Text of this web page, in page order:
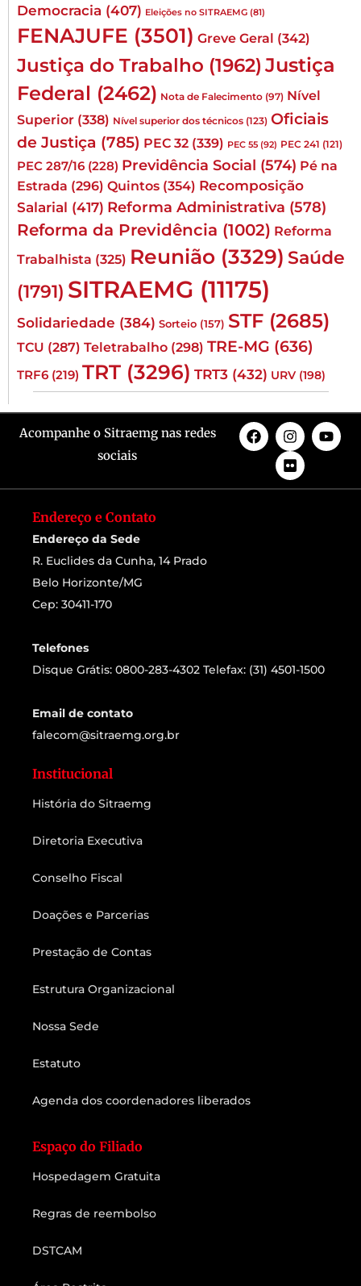
Democracia (407) Eleições no SITRAEMG (81)
FENAJUFE (3501) Greve Geral (342)
Justiça do Trabalho (1962) Justiça
Federal (2462) Nota de Falecimento (97) Nível
Superior (338) Nível superior dos técnicos (123) Oficiais
de Justiça (785) PEC 32 (339) PEC 55 (92) PEC 241 (121)
PEC 287/16 (228) Previdência Social (574) Pé na
Estrada (296) Quintos (354) Recomposição
Salarial (417) Reforma Administrativa (578)
Reforma da Previdência (1002) Reforma
Trabalhista (325) Reunião (3329) Saúde
(1791) SITRAEMG (11175)
Solidariedade (384) Sorteio (157) STF (2685)
TCU (287) Teletrabalho (298) TRE-MG (636)
TRF6 (219) TRT (3296) TRT3 (432) URV (198)
Acompanhe o Sitraemg nas redes
sociais
Endereço e Contato
Endereço da Sede
R. Euclides da Cunha, 14 Prado
Belo Horizonte/MG
Cep: 30411-170
Telefones
Disque Grátis: 0800-283-4302 Telefax: (31) 4501-1500
Email de contato
falecom@sitraemg.org.br
Institucional
História do Sitraemg
Diretoria Executiva
Conselho Fiscal
Doações e Parcerias
Prestação de Contas
Estrutura Organizacional
Nossa Sede
Estatuto
Agenda dos coordenadores liberados
Espaço do Filiado
Hospedagem Gratuita
Regras de reembolso
DSTCAM